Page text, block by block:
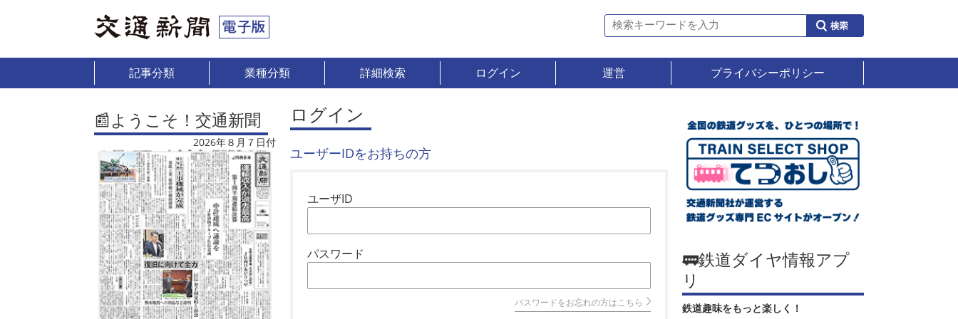
記事分類 業種分類 詳細検索 ログイン 運営 プライバシーポリシー
📰ようこそ！交通新聞
2026年８月７日付
ログイン
ユーザーIDをお持ちの方
ユーザID
パスワード
パスワードをお忘れの方はこちら
🚃鉄道ダイヤ情報アプ
リ
鉄道趣味をもっと楽しく！